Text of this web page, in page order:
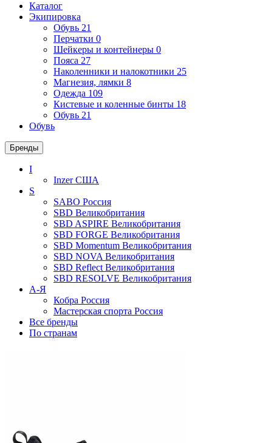
Каталог
Экипировка
Обувь 21
Перчатки 0
Шейкеры и контейнеры 0
Пояса 27
Наколенники и налокотники 25
Магнезия, лямки 8
Одежда 109
Кистевые и коленные бинты 18
Обувь 21
Обувь
Бренды
I
InzerСША
S
SABO Россия
SBD Великобритания
SBD ASPIRE Великобритания
SBD FORGE Великобритания
SBD Momentum Великобритания
SBD NOVA Великобритания
SBD Reflect Великобритания
SBD RESOLVE Великобритания
А-Я
Кобра Россия
Мастерская спорта Россия
Все бренды
По странам